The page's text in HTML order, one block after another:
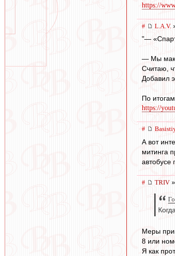
https://
# L.А.V.
"—
— Мы
Считаю,
Добавил
По
https://
#
А вот
митинга
автобусе
# TRIV
Меры
8 или
Я как